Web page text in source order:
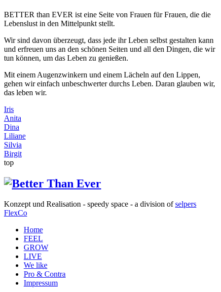
BETTER than EVER ist eine Seite von Frauen für Frauen, die die
Lebenslust in den Mittelpunkt stellt.
Wir sind davon überzeugt, dass jede ihr Leben selbst gestalten kann
und erfreuen uns an den schönen Seiten und all den Dingen, die wir
tun können, um das Leben zu genießen.
Mit einem Augenzwinkern und einem Lächeln auf den Lippen,
gehen wir einfach unbeschwerter durchs Leben. Daran glauben wir,
das leben wir.
Iris
Anita
Dina
Liliane
Silvia
Birgit
top
Konzept und Realisation - speedy space - a division ofselpers
FlexCo
Home
FEEL
GROW
LIVE
We like
Pro & Contra
Impressum